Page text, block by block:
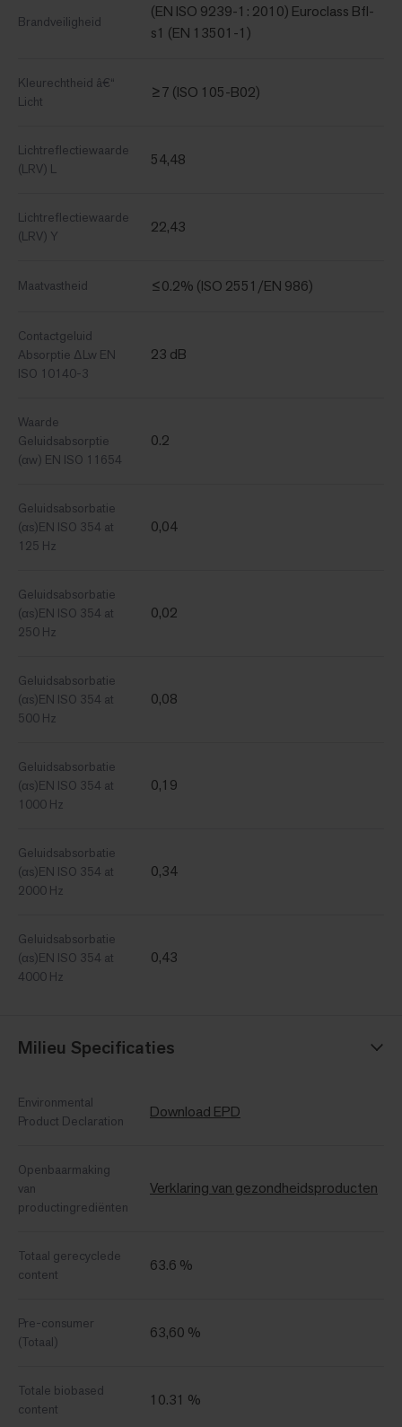
Brandveiligheid
(EN ISO 9239-1: 2010) Euroclass Bfl-
s1 (EN 13501-1)
Kleurechtheid â€“
Licht
≥7 (ISO 105-B02)
Lichtreflectiewaarde
(LRV) L
54,48
Lichtreflectiewaarde
(LRV) Y
22,43
Maatvastheid ≤0.2% (ISO 2551/EN 986)
Contactgeluid
Absorptie ΔLw EN
ISO 10140-3
23 dB
Waarde
Geluidsabsorptie
(αw) EN ISO 11654
0.2
Geluidsabsorbatie
(αs)EN ISO 354 at
125 Hz
0,04
Geluidsabsorbatie
(αs)EN ISO 354 at
250 Hz
0,02
Geluidsabsorbatie
(αs)EN ISO 354 at
500 Hz
0,08
Geluidsabsorbatie
(αs)EN ISO 354 at
1000 Hz
0,19
Geluidsabsorbatie
(αs)EN ISO 354 at
2000 Hz
0,34
Geluidsabsorbatie
(αs)EN ISO 354 at
4000 Hz
0,43
Milieu Specificaties
Environmental
Product Declaration
Download EPD
Openbaarmaking
van
productingrediënten
Verklaring van gezondheidsproducten
Totaal gerecyclede
content
63.6 %
Pre-consumer
(Totaal)
63,60 %
Totale biobased
content
10.31 %